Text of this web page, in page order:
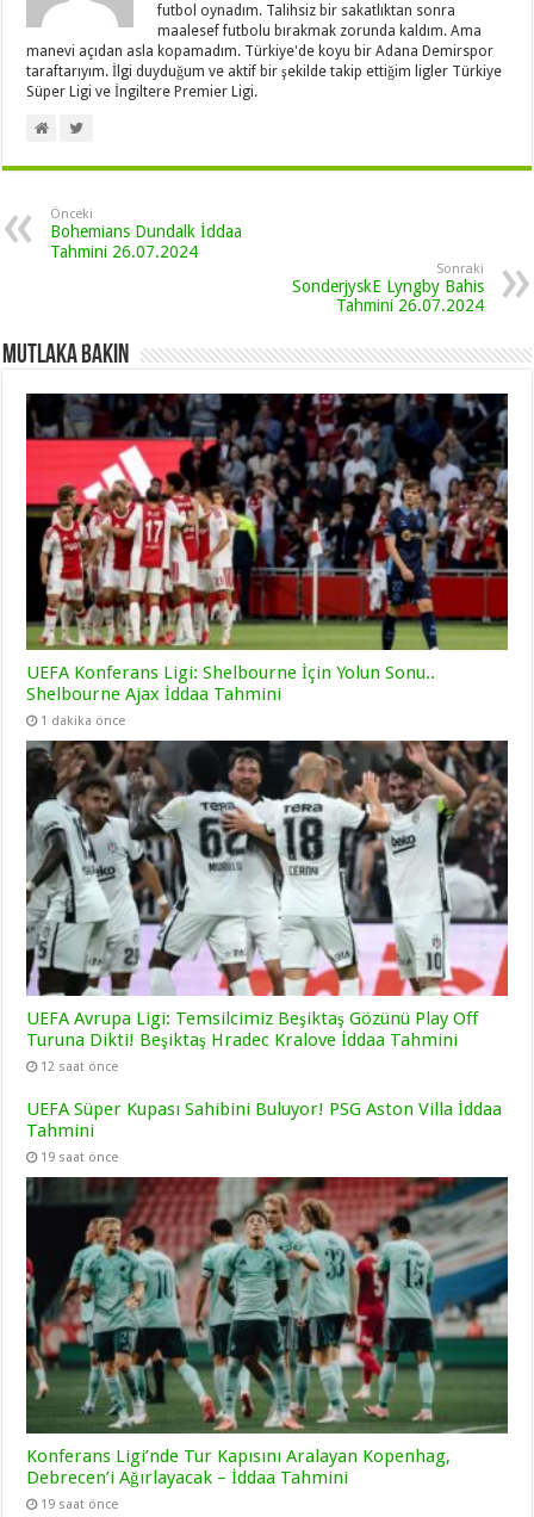
futbol oynadım. Talihsiz bir sakatlıktan sonra
maalesef futbolu bırakmak zorunda kaldım. Ama
manevi açıdan asla kopamadım. Türkiye'de koyu bir Adana Demirspor
taraftarıyım. İlgi duyduğum ve aktif bir şekilde takip ettiğim ligler Türkiye
Süper Ligi ve İngiltere Premier Ligi.
Önceki
Bohemians Dundalk İddaa
Tahmini 26.07.2024
Sonraki
SonderjyskE Lyngby Bahis
Tahmini 26.07.2024
Mutlaka Bakın
UEFA Konferans Ligi: Shelbourne İçin Yolun Sonu..
Shelbourne Ajax İddaa Tahmini
1 dakika önce
UEFA Avrupa Ligi: Temsilcimiz Beşiktaş Gözünü Play Off
Turuna Dikti! Beşiktaş Hradec Kralove İddaa Tahmini
12 saat önce
UEFA Süper Kupası Sahibini Buluyor! PSG Aston Villa İddaa
Tahmini
19 saat önce
Konferans Ligi’nde Tur Kapısını Aralayan Kopenhag,
Debrecen’i Ağırlayacak – İddaa Tahmini
19 saat önce